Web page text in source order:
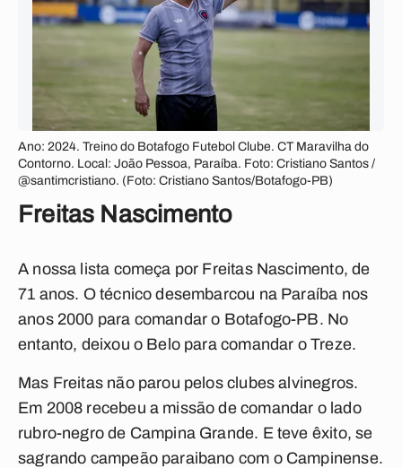
Ano: 2024. Treino do Botafogo Futebol Clube. CT Maravilha do
Contorno. Local: João Pessoa, Paraíba. Foto: Cristiano Santos /
@santimcristiano. (Foto: Cristiano Santos/Botafogo-PB)
Freitas Nascimento
A nossa lista começa por Freitas Nascimento, de
71 anos. O técnico desembarcou na Paraíba nos
anos 2000 para comandar o Botafogo-PB. No
entanto, deixou o Belo para comandar o Treze.
Mas Freitas não parou pelos clubes alvinegros.
Em 2008 recebeu a missão de comandar o lado
rubro-negro de Campina Grande. E teve êxito, se
sagrando campeão paraibano com o Campinense.